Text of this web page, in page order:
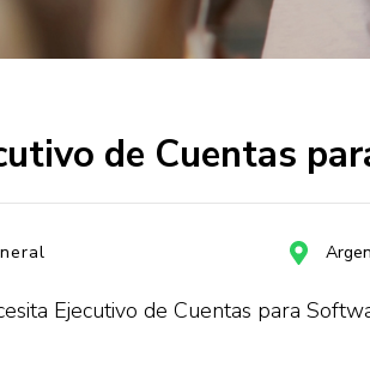
de Cuentas
Ejecutivo de Cuentas para